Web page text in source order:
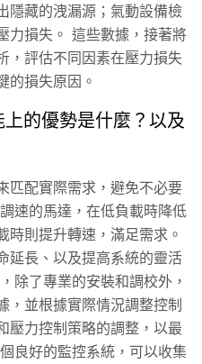
隱藏的洩漏源；氣動設備檢
力損失。 這些數據，接著將
，評估不同因素在壓力損失
的損失原因。
的優勢是什麼？以及
匹配實際需求，避免不必要
速的馬達，在低負載時降低
時則提升轉速，滿足需求。
延長、以及提高系統的靈活
除了專業的安裝和調校外，
，並根據實際情況調整控制
壓力控制策略的調整，以最
良好的監控系統，可以收集